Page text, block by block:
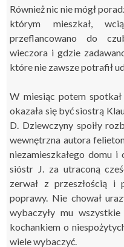
Również nic nie mógł
którym mieszkał,
przeflancowano do
wieczora i gdzie
które nie zawsze potrafił
W miesiąc potem
okazała się być siostrą
D. Dziewczyny spoiły
wewnętrzna autora
niezamieszkałego domu i
sióstr J. za utraconą
zerwał z przeszłością i
poprawy. Nie chował
wybaczyły mu
kochankiem o
wiele wybaczyć.